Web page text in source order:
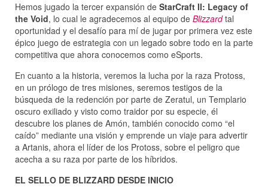
Hemos jugado la tercer expansión de StarCraft II: Legacy of
the Void, lo cual le agradecemos al equipo de Blizzardtal
oportunidad y el desafío para mí de jugar por primera vez este
épico juego de estrategia con un legado sobre todo en la parte
competitiva que ahora conocemos como eSports.
En cuanto a la historia, veremos la lucha por la raza Protoss,
en un prólogo de tres misiones, seremos testigos de la
búsqueda de la redención por parte de Zeratul, un Templario
oscuro exiliado y visto como traidor por su especie, él
descubre los planes de Amón, también conocido como “el
caído” mediante una visión y emprende un viaje para advertir
a Artanis, ahora el líder de los Protoss, sobre el peligro que
acecha a su raza por parte de los híbridos.
EL SELLO DE BLIZZARD DESDE INICIO